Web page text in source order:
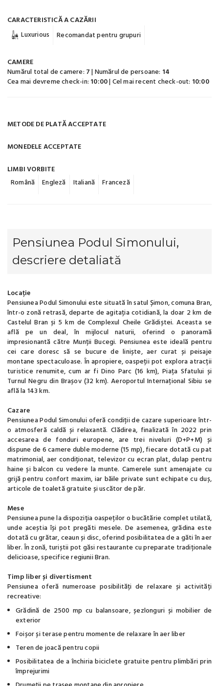
CARACTERISTICĂ A CAZĂRII
Luxurious
Recomandat pentru grupuri
CAMERE
Numărul total de camere: 7| Numărul de persoane: 14
Cea mai devreme check-in: 10:00| Cel mai recent check-out: 10:00
METODE DE PLATĂ ACCEPTATE
MONEDELE ACCEPTATE
LIMBI VORBITE
Română
Engleză Italiană Franceză
Pensiunea Podul Simonului,
descriere detaliată
Locație
Pensiunea Podul Simonului este situată în satul Șimon, comuna Bran,
într-o zonă retrasă, departe de agitația cotidiană, la doar 2 km de
Castelul Bran și 5 km de Complexul Cheile Grădiștei. Aceasta se
află pe un deal, în mijlocul naturii, oferind o panoramă
impresionantă către Munții Bucegi. Pensiunea este ideală pentru
cei care doresc să se bucure de liniște, aer curat și peisaje
montane spectaculoase. În apropiere, oaspeții pot explora atracții
turistice renumite, cum ar fi Dino Parc (16 km), Piața Sfatului și
Turnul Negru din Brașov (32 km). Aeroportul Internațional Sibiu se
află la 143 km.
Cazare
Pensiunea Podul Simonului oferă condiții de cazare superioare într-
o atmosferă caldă și relaxantă. Clădirea, finalizată în 2022 prin
accesarea de fonduri europene, are trei niveluri (D+P+M) și
dispune de 6 camere duble moderne (15 mp), fiecare dotată cu pat
matrimonial, aer condiționat, televizor cu ecran plat, dulap pentru
haine și balcon cu vedere la munte. Camerele sunt amenajate cu
grijă pentru confort maxim, iar băile private sunt echipate cu duș,
articole de toaletă gratuite și uscător de păr.
Mese
Pensiunea pune la dispoziția oaspeților o bucătărie complet utilată,
unde aceștia își pot pregăti mesele. De asemenea, grădina este
dotată cu grătar, ceaun și disc, oferind posibilitatea de a găti în aer
liber. În zonă, turiștii pot găsi restaurante cu preparate tradiționale
delicioase, specifice regiunii Bran.
Timp liber și divertisment
Pensiunea oferă numeroase posibilități de relaxare și activități
recreative:
Grădină de 2500 mp cu balansoare, șezlonguri și mobilier de
exterior
Foișor și terase pentru momente de relaxare în aer liber
Teren de joacă pentru copii
Posibilitatea de a închiria biciclete gratuite pentru plimbări prin
împrejurimi